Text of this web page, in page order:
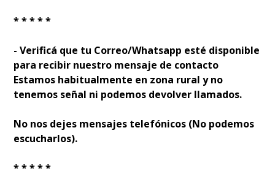
* * * * *
- Verificá que tu Correo/Whatsapp esté disponible
para recibir nuestro mensaje de contacto
Estamos habitualmente en zona rural y no
tenemos señal ni podemos devolver llamados.
No nos dejes mensajes telefónicos (No podemos
escucharlos).
* * * * *